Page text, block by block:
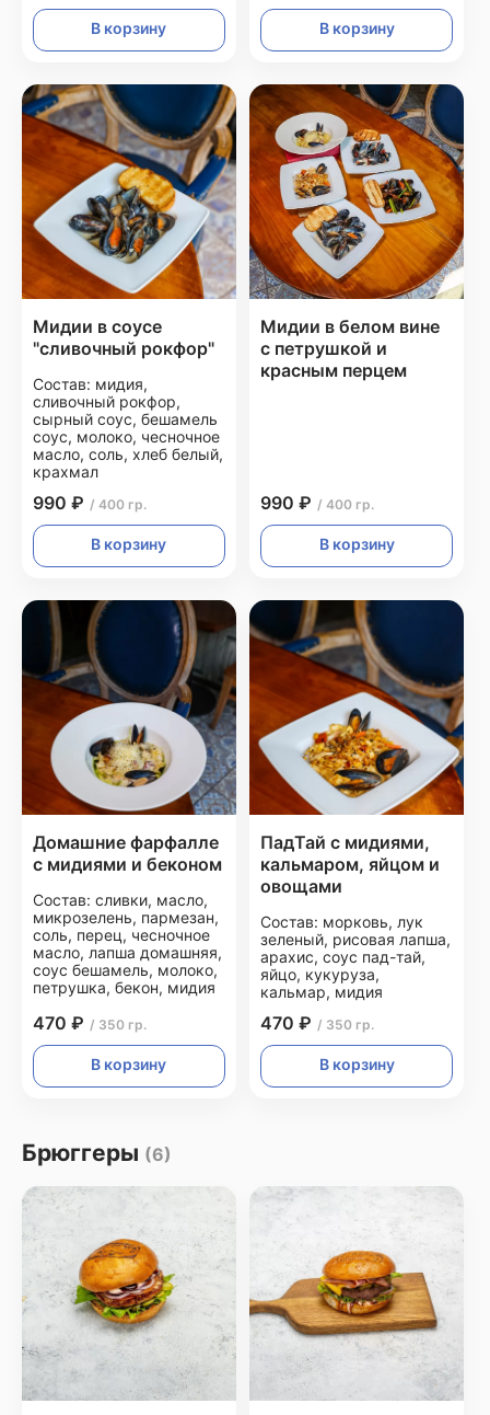
В корзину В корзину
Мидии в соусе
"сливочный рокфор"
Состав: мидия,
сливочный рокфор,
сырный соус, бешамель
соус, молоко, чесночное
масло, соль, хлеб белый,
крахмал
990 ₽ / 400 гр.
В корзину
Мидии в белом вине
с петрушкой и
красным перцем
990 ₽ / 400 гр.
В корзину
Домашние фарфалле
с мидиями и беконом
Состав: сливки, масло,
микрозелень, пармезан,
соль, перец, чесночное
масло, лапша домашняя,
соус бешамель, молоко,
петрушка, бекон, мидия
470 ₽ / 350 гр.
В корзину
ПадТай с мидиями,
кальмаром, яйцом и
овощами
Состав: морковь, лук
зеленый, рисовая лапша,
арахис, соус пад-тай,
яйцо, кукуруза,
кальмар, мидия
470 ₽ / 350 гр.
В корзину
Брюггеры (6)